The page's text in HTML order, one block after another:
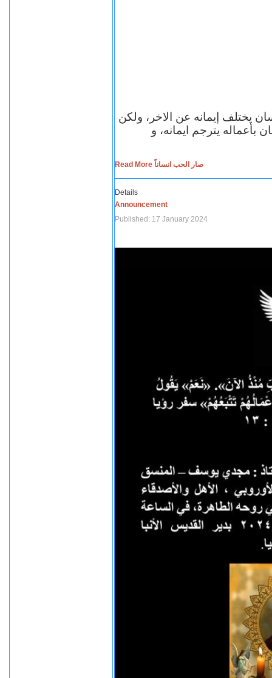
يختلف إيمانه عن الاخر، ولكن
بأعماله يترجم ايمانه، و
Read More صار الحب انساناً
Details
Announcement
Published: 17 January 2024